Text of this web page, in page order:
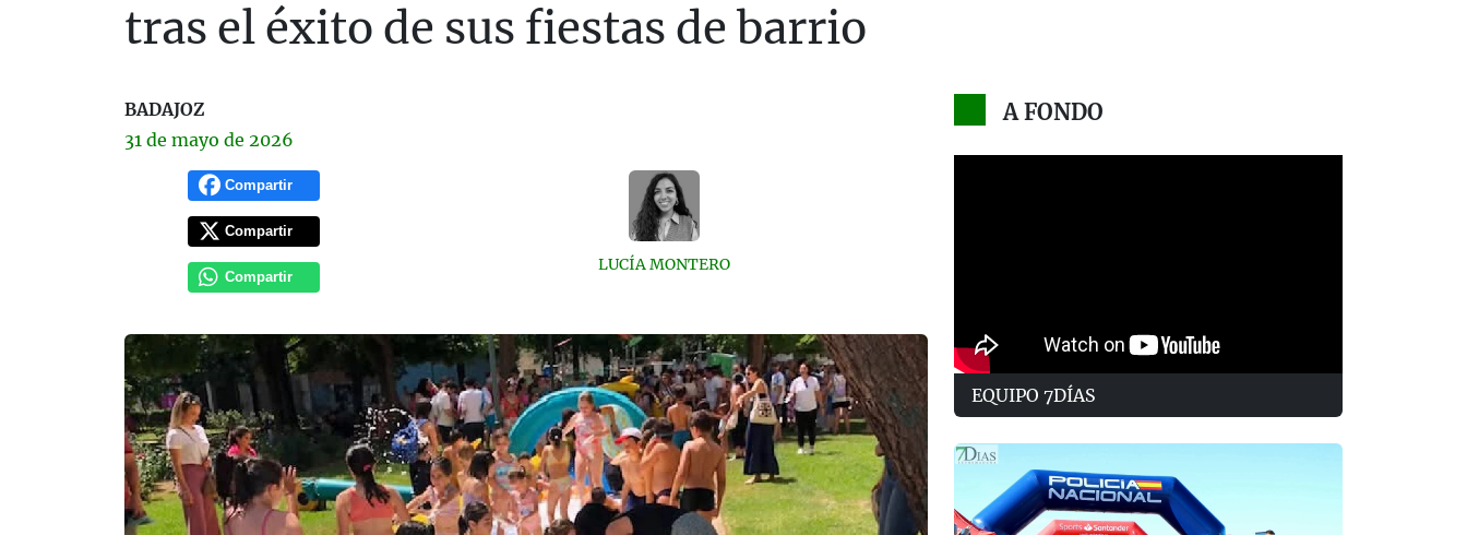
tras el éxito de sus fiestas de barrio
BADAJOZ
31 de mayo de 2026
Compartir
Compartir
Compartir
LUCÍA MONTERO
A FONDO
EQUIPO 7DÍAS